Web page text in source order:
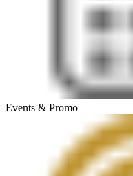
Events & Promo